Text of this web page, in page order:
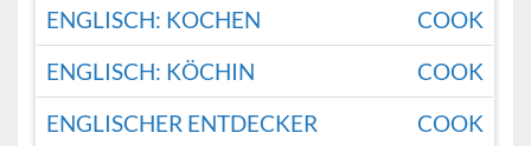
ENGLISCH: KOCHEN
COOK
ENGLISCH: KÖCHIN
COOK
ENGLISCHER ENTDECKER
COOK